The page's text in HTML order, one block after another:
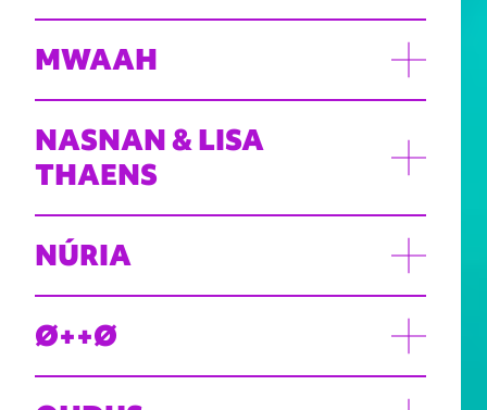
MWAAH
NASNAN & LISA
THAENS
NÚRIA
Ø++Ø